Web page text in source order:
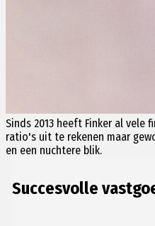
Sinds 2013 heeft Finker al vele
ratio's uit te rekenen maar
en een nuchtere blik.
Succesvolle